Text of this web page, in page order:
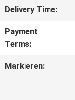
Delivery Time:
Payment
Terms:
Markieren: